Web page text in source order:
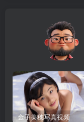
金子美穗写真视频